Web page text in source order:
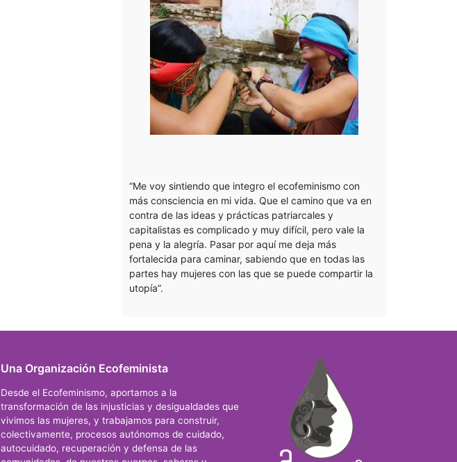
“Me voy sintiendo que integro el ecofeminismo con
más consciencia en mi vida. Que el camino que va en
contra de las ideas y prácticas patriarcales y
capitalistas es complicado y muy difícil, pero vale la
pena y la alegría. Pasar por aquí me deja más
fortalecida para caminar, sabiendo que en todas las
partes hay mujeres con las que se puede compartir la
utopía”.
Una Organización Ecofeminista
Desde el Ecofeminismo, aportamos a la
transformación de las injusticias y desigualdades que
vivimos las mujeres, y trabajamos para construir,
colectivamente, procesos autónomos de cuidado,
autocuidado, recuperación y defensa de las